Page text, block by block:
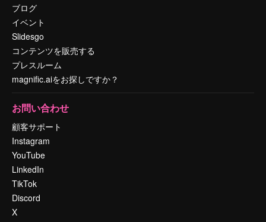
ブログ
イベント
Slidesgo
コンテンツを販売する
プレスルーム
magnific.aiをお探しですか？
お問い合わせ
顧客サポート
Instagram
YouTube
LinkedIn
TikTok
Discord
X